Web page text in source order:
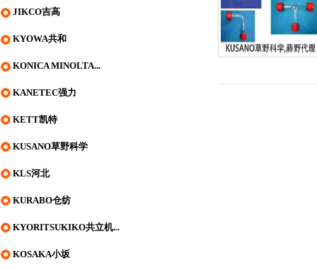
JIKCO吉高
KYOWA共和
KONICA MINOLTA...
KANETEC强力
KETT凯特
KUSANO草野科学
KLS河北
KURABO仓纺
KYORITSUKIKO共立机...
KOSAKA小坂